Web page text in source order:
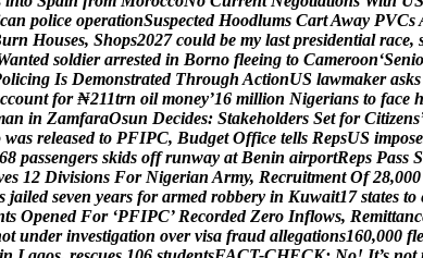
can police operationSuspected Hoodlums CartAway PVCs
urn Houses, Shops2027 could be my last presidential race,
anted soldier arrested in Borno fleeing to Cameroon‘Senio
olicing Is Demonstrated Through ActionUS lawmaker asks
ccount for ₦211trn oil money’16 million Nigerians to face h
an in ZamfaraOsun Decides: Stakeholders Set for Citizens’
was released to PFIPC, Budget Office tells RepsUS impose
68 passengers skids off runway at Benin airportReps Pass S
es 12 Divisions For Nigerian Army, Recruitment Of 28,000
s jailed seven years for armed robbery in Kuwait17 states to
ts Opened For ‘PFIPC’ Recorded Zero Inflows, Remittanc
ot under investigation over visa fraud allegations160,000 fle